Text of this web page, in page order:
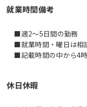
就業時間備考
■週2～5日間の勤務
■就業時間・曜日は相
休日休暇